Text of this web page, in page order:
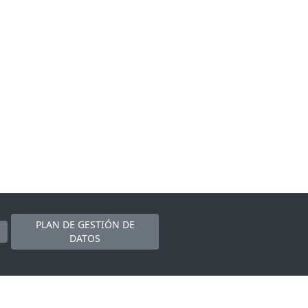
PLAN DE GESTIÓN DE
DATOS